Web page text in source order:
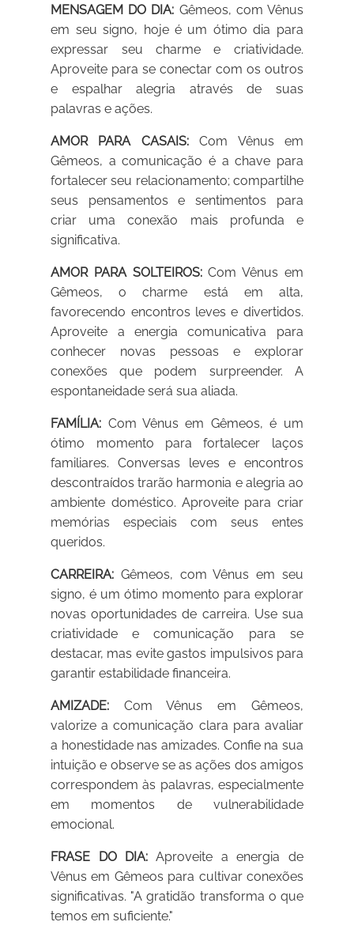
MENSAGEM DO DIA: Gêmeos, com Vênus
em seu signo, hoje é um ótimo dia para
expressar seu charme e criatividade.
Aproveite para se conectar com os outros
e espalhar alegria através de suas
palavras e ações.
AMOR PARA CASAIS:Com Vênus em
Gêmeos, a comunicação é a chave para
fortalecer seu relacionamento; compartilhe
seus pensamentos e sentimentos para
criar uma conexão mais profunda e
significativa.
AMOR PARA SOLTEIROS:Com Vênus em
Gêmeos, o charme está em alta,
favorecendo encontros leves e divertidos.
Aproveite a energia comunicativa para
conhecer novas pessoas e explorar
conexões que podem surpreender. A
espontaneidade será sua aliada.
FAMÍLIA: Com Vênus em Gêmeos, é um
ótimo momento para fortalecer laços
familiares. Conversas leves e encontros
descontraídos trarão harmonia e alegria ao
ambiente doméstico. Aproveite para criar
memórias especiais com seus entes
queridos.
CARREIRA: Gêmeos, com Vênus em seu
signo, é um ótimo momento para explorar
novas oportunidades de carreira. Use sua
criatividade e comunicação para se
destacar, mas evite gastos impulsivos para
garantir estabilidade financeira.
AMIZADE: Com Vênus em Gêmeos,
valorize a comunicação clara para avaliar
a honestidade nas amizades. Confie na sua
intuição e observe se as ações dos amigos
correspondem às palavras, especialmente
em momentos de vulnerabilidade
emocional.
FRASE DO DIA: Aproveite a energia de
Vênus em Gêmeos para cultivar conexões
significativas. "A gratidão transforma o que
temos em suficiente."